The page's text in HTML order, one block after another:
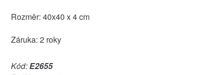
Rozměr: 40x40 x 4 cm
Záruka: 2 roky
Kód:E2655